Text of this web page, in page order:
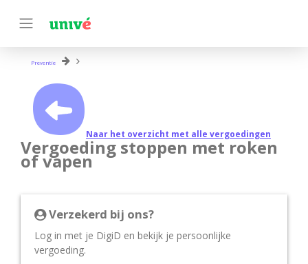
Preventie
Naar het overzicht met alle vergoedingen
Vergoeding stoppen met roken
of vapen
Verzekerd bij ons?
Log in met je DigiD en bekijk je persoonlijke
vergoeding.